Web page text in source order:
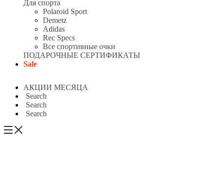
Для спорта
Polaroid Sport
Demetz
Adidas
Rec Specs
Все спортивные очки
ПОДАРОЧНЫЕ СЕРТИФИКАТЫ
Sale
АКЦИИ МЕСЯЦА
Search
Search
Search